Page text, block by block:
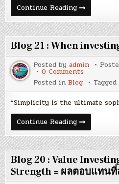
Continue ReadingBlog
22
:
Super
Stock
Blog 21 : When
Posted byadmin
0 Comments
Blog
21
:
When
investing,
keep
it
simple.
Posted inBlog Tagged
“Simplicity is the ultimate
Continue ReadingBlog
21
:
When
investing,
keep
it
simple.
Blog 20 : Value
Strength = ผลตอบแทน